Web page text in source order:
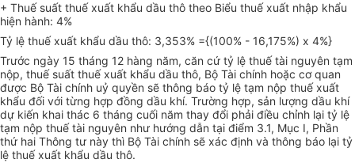
+ Thuế suất thuế xuất khẩu dầu thô theo Biểu thuế xuất nhập khẩu
hiện hành: 4%
Tỷ lệ thuế xuất khẩu dầu thô: 3,353% ={(100% - 16,175%) x 4%}
Trước ngày 15 tháng 12 hàng năm, căn cứ tỷ lệ thuế tài nguyên tạm
nộp, thuế suất thuế xuất khẩu dầu thô, Bộ Tài chính hoặc cơ quan
được Bộ Tài chính uỷ quyền sẽ thông báo tỷ lệ tạm nộp thuế xuất
khẩu đối với từng hợp đồng dầu khí. Trường hợp, sản lượng dầu khí
dự kiến khai thác 6 tháng cuối năm thay đổi phải điều chỉnh lại tỷ lệ
tạm nộp thuế tài nguyên như hướng dẫn tại điểm 3.1, Mục I, Phần
thứ hai Thông tư này thì Bộ Tài chính sẽ xác định và thông báo lại tỷ
lệ thuế xuất khẩu dầu thô.